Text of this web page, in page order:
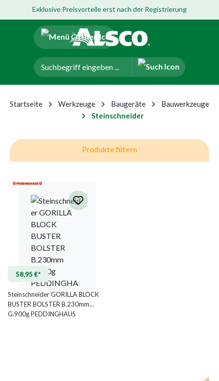
Hauptinhalt springen
Zur Navigation der B2B-Plattform springen
Exklusive Preisvorteile erst nach der Registrierung
Startseite Werkzeuge Baugeräte
Bauwerkzeuge
Steinschneider
Produkte filtern
58,95 €*
Steinschneider GORILLA BLOCK
BUSTER BOLSTER B.230mm
G.900g PEDDINGHAUS